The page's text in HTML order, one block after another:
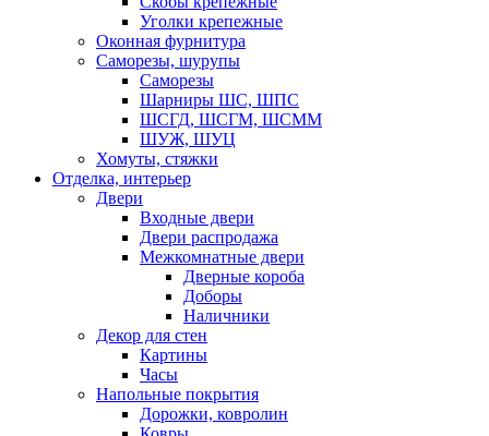
Уголки крепежные
Оконная фурнитура
Саморезы, шурупы
Саморезы
Шарниры ШС, ШПС
ШСГД, ШСГМ, ШСММ
ШУЖ, ШУЦ
Хомуты, стяжки
Отделка, интерьер
Двери
Входные двери
Двери распродажа
Межкомнатные двери
Дверные короба
Доборы
Наличники
Декор для стен
Картины
Часы
Напольные покрытия
Дорожки, ковролин